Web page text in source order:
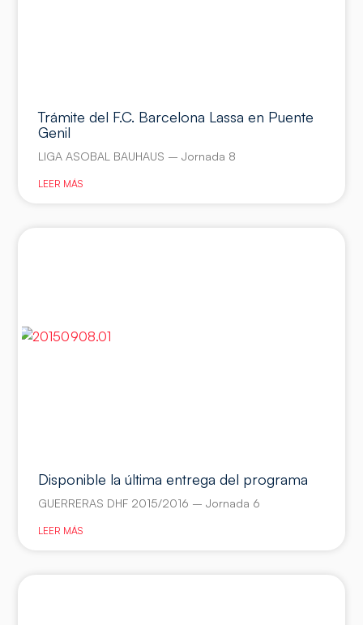
Trámite del F.C. Barcelona Lassa en Puente
Genil
LIGA ASOBAL BAUHAUS – Jornada 8
LEER MÁS
Disponible la última entrega del programa
GUERRERAS DHF 2015/2016 – Jornada 6
LEER MÁS